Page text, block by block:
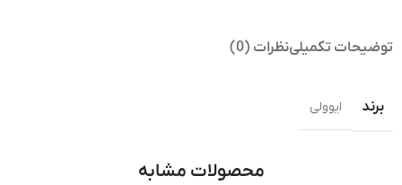
توضیحات تکمیلینظرات (0)
برند ایوولی
محصولات مشابه